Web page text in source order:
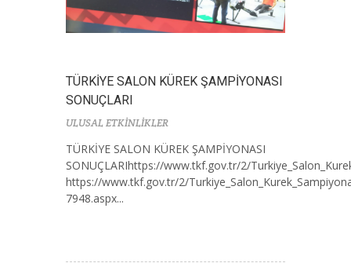
TÜRKİYE SALON KÜREK ŞAMPİYONASI
SONUÇLARI
ULUSAL ETKİNLİKLER
TÜRKİYE SALON KÜREK ŞAMPİYONASI
SONUÇLARIhttps://www.tkf.gov.tr/2/
https://www.tkf.gov.tr/2/
7948.aspx...